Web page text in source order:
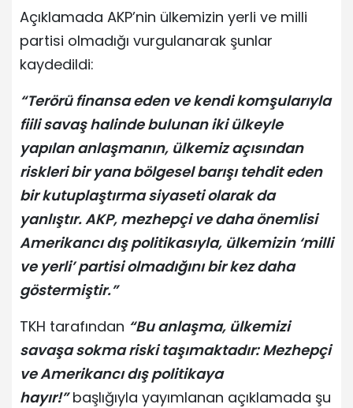
Açıklamada AKP’nin ülkemizin yerli ve milli
partisi olmadığı vurgulanarak şunlar
kaydedildi:
“Terörü finansa eden ve kendi komşularıyla
fiili savaş halinde bulunan iki ülkeyle
yapılan anlaşmanın, ülkemiz açısından
riskleri bir yana bölgesel barışı tehdit eden
bir kutuplaştırma siyaseti olarak da
yanlıştır. AKP, mezhepçi ve daha önemlisi
Amerikancı dış politikasıyla, ülkemizin ‘milli
ve yerli’ partisi olmadığını bir kez daha
göstermiştir.”
TKH tarafından “Bu anlaşma, ülkemizi
savaşa sokma riski taşımaktadır: Mezhepçi
ve Amerikancı dış politikaya
hayır!”başlığıyla yayımlanan açıklamada şu